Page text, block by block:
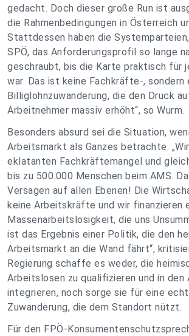
gedacht. Doch dieser große Run ist
die Rahmenbedingungen in Österreich
Stattdessen haben die
SPÖ, das Anforderungsprofil so lange
geschraubt, bis die Karte praktisch für
war. Das ist keine Fachkräfte-, sondern
Billiglohnzuwanderung, die den Druck
Arbeitnehmer massiv erhöht“, so Wurm.
Besonders absurd sei die Situation,
Arbeitsmarkt als Ganzes betrachte.
eklatanten Fachkräftemangel und
bis zu 500.000 Menschen beim AMS.
Versagen auf allen Ebenen! Die
keine Arbeitskräfte und wir finanzieren
Massenarbeitslosigkeit, die uns
ist das Ergebnis einer Politik, die den
Arbeitsmarkt an die Wand fährt“,
Regierung schaffe es weder, die
Arbeitslosen zu qualifizieren und in den
integrieren, noch sorge sie für eine
Zuwanderung, die dem Standort nützt.
Für den FPÖ-